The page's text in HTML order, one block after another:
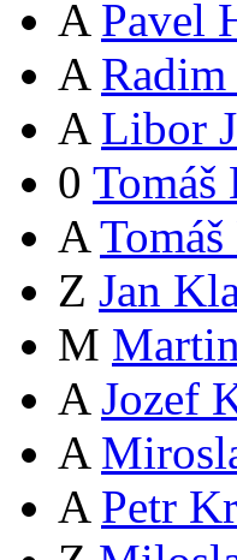
A Pavel
A
A Libor
0 Tomáš
A
Z Jan
M
A Jozef
A
A Petr